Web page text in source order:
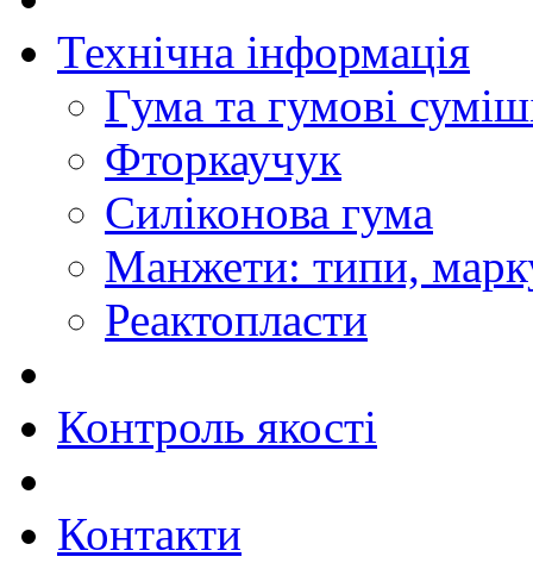
Технічна інформація
Гума та гумові
Фторкаучук
Силіконова гума
Манжети: типи,
Реактопласти
Контроль якості
Контакти